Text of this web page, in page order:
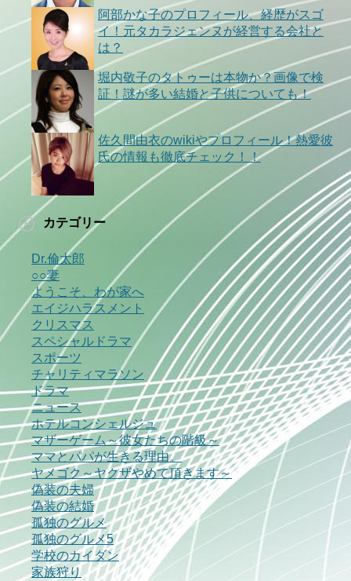
阿部かな子のプロフィール、経歴がスゴ
イ！元タカラジェンヌが経営する会社と
は？
堀内敬子のタトゥーは本物か？画像で検
証！謎が多い結婚と子供についても！
佐久間由衣のwikiやプロフィール！熱愛彼
氏の情報も徹底チェック！！
カテゴリー
Dr.倫太郎
○○妻
ようこそ、わが家へ
エイジハラスメント
クリスマス
スペシャルドラマ
スポーツ
チャリティマラソン
ドラマ
ニュース
ホテルコンシェルジュ
マザーゲーム～彼女たちの階級～
ママとパパが生きる理由。
ヤメゴク～ヤクザやめて頂きます～
偽装の夫婦
偽装の結婚
孤独のグルメ
孤独のグルメ5
学校のカイダン
家族狩り